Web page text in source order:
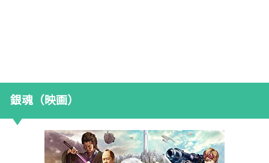
銀魂（映画）